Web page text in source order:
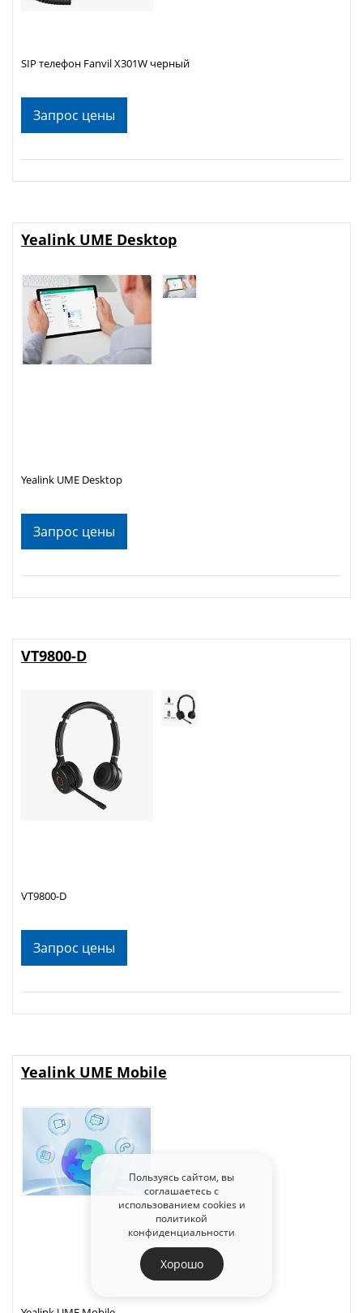
Запрос цены
SIP телефон Fanvil X301W черный
Запрос цены
Yealink UME Desktop
Yealink UME Desktop
Запрос цены
VT9800-D
VT9800-D
Yealink UME Mobile
Пользуясь сайтом, вы
соглашаетесь с
использованием cookies и
политикой
конфиденциальности
Хорошо